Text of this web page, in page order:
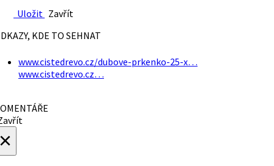
Uložit Zavřít
KDE TO SEHNAT
www.cistedrevo.cz/dubove-prkenko-25-x…
www.cistedrevo.cz…